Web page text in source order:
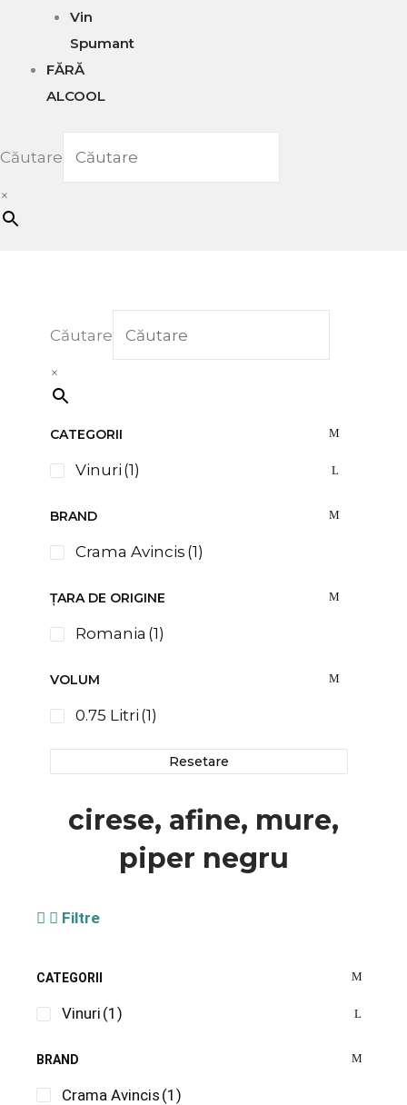
Vin
Spumant
FĂRĂ
ALCOOL
Căutare
×
Căutare
×
CATEGORII
Vinuri (1)
BRAND
Crama Avincis (1)
ȚARA DE ORIGINE
Romania (1)
VOLUM
0.75 Litri (1)
Resetare
cirese, afine, mure,
piper negru
Filtre
CATEGORII
Vinuri (1)
BRAND
Crama Avincis (1)